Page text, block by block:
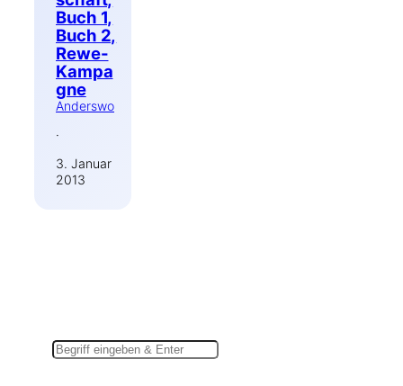
Buch 1,
Buch 2,
Rewe-
Kampa
gne
Anderswo
·
3. Januar
2013